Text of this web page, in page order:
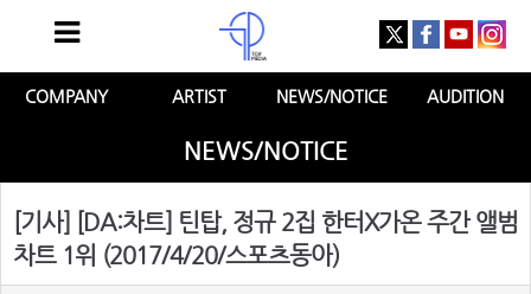
COMPANY ARTIST NEWS/NOTICE AUDITION
NEWS/NOTICE
[기사] [DA:차트] 틴탑, 정규 2집 한터X가온 주간 앨범
차트 1위 (2017/4/20/스포츠동아)